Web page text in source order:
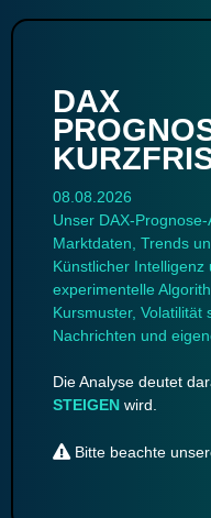
DAX
08.08.2026
Unser DAX-
Marktdaten, Trends
Künstlicher
experimentelle
Kursmuster, Volatilität
Nachrichten und
Die Analyse deutet
STEIGEN wird.
Bitte beachte